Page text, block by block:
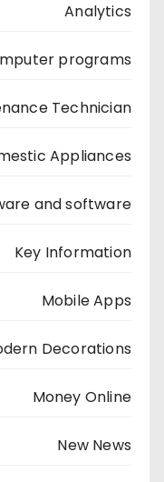
Analytics
programs
Technician
Appliances
and software
Key Information
Mobile Apps
Decorations
Money Online
New News